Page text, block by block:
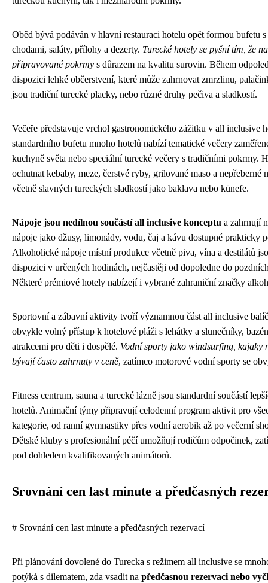
Oběd bývá podáván v hlavní restauraci hotelu opět formou bufetu
chodami, saláty, přílohy a dezerty. Turecké hotely se pyšní tím, že
připravované pokrmy s důrazem na kvalitu surovin. Během
dispozici lehké občerstvení, které může zahrnovat zmrzlinu,
jsou tradiční turecké placky, nebo různé druhy pečiva a sladkostí.
Večeře představuje vrchol gastronomického zážitku v all inclusive
standardního bufetu mnoho hotelů nabízí tematické večery
kuchyně světa nebo speciální turecké večery s tradičními pokrmy.
ochutnat kebaby, meze, čerstvé ryby, grilované maso a nepřeberné
včetně slavných tureckých sladkostí jako baklava nebo künefe.
Nápoje jsou nedílnou součástí all inclusive konceptu a zahrnují
nápoje jako džusy, limonády, vodu, čaj a kávu dostupné prakticky
Alkoholické nápoje místní produkce včetně piva, vína a destilátů
dispozici v určených hodinách, nejčastěji od dopoledne do
Některé prémiové hotely nabízejí i vybrané zahraniční značky
Sportovní a zábavní aktivity tvoří významnou část all inclusive
obvykle volný přístup k hotelové pláži s lehátky a slunečníky,
atrakcemi pro děti i dospělé. Vodní sporty jako windsurfing, kajaky
bývají často zahrnuty v ceně, zatímco motorové vodní sporty se
Fitness centrum, sauna a turecké lázně jsou standardní součástí
hotelů. Animační týmy připravují celodenní program aktivit pro
kategorie, od ranní gymnastiky přes vodní aerobik až po večerní
Dětské kluby s profesionální péčí umožňují rodičům odpočinek,
pod dohledem kvalifikovaných animátorů.
Srovnání cen last minute a předčasných
# Srovnání cen last minute a předčasných rezervací
Při plánování dovolené do Turecka s režimem all inclusive se
potýká s dilematem, zda vsadit na předčasnou rezervaci nebo